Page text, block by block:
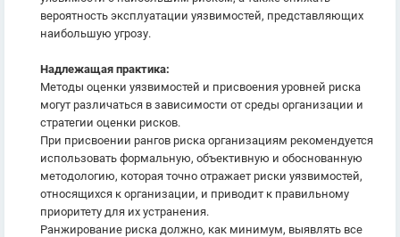
вероятность эксплуатации уязвимостей, представляющих
наибольшую угрозу.
Надлежащая практика:
Методы оценки уязвимостей и присвоения уровней риска
могут различаться в зависимости от среды организации и
стратегии оценки рисков.
При присвоении рангов риска организациям рекомендуется
использовать формальную, объективную и обоснованную
методологию, которая точно отражает риски уязвимостей,
относящихся к организации, и приводит к правильному
приоритету для их устранения.
Ранжирование риска должно, как минимум, выявлять все